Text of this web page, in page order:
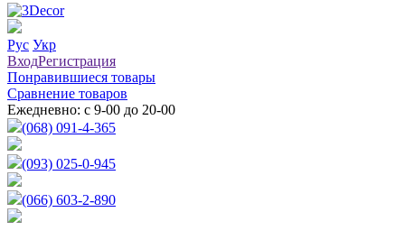
Рус Укр
ВходРегистрация
Понравившиеся товары
Сравнение товаров
Ежедневно: с 9-00 до 20-00
(068) 091-4-365
(093) 025-0-945
(066) 603-2-890